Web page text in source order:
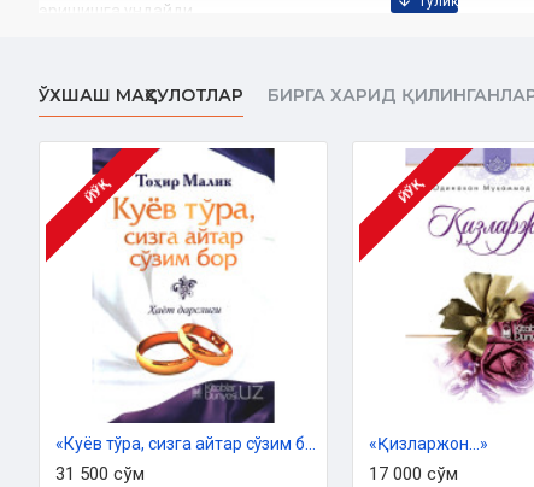
эришишга ундайди.
меҳмондўстлик, вақт қадри, исрофгарчиликдан қочиш,
фазилатлар хусусида сўз боради.
Муаллиф:
Тохир Малик
Номи:«Келилар Дафтарига»
Нашриёт: «DAVR PRESS»
Сана:
2019 йил
Ҳажми:
516 бет
Ўлчами:
84х108 1/32
978-9943-5492-0-3
қаттиқ
Ўзбекистон Республикаси Вазирлар Маҳкамаси ҳузуридаги
2019 йил 22 январдаги 309-сонли хулосаси асосида
ЎХШАШ МАҲСУЛОТЛАР БИРГА ХАРИД
ЙЎҚ
31 500 сўм
ЙЎҚ
«Қизларжон...»
17 000 сўм